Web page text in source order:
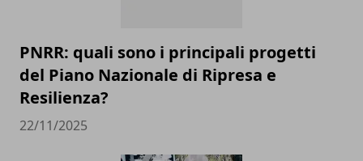
PNRR: quali sono i principali progetti
del Piano Nazionale di Ripresa e
Resilienza?
22/11/2025